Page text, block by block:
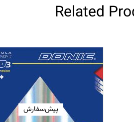
Related
پیش‌سفارش